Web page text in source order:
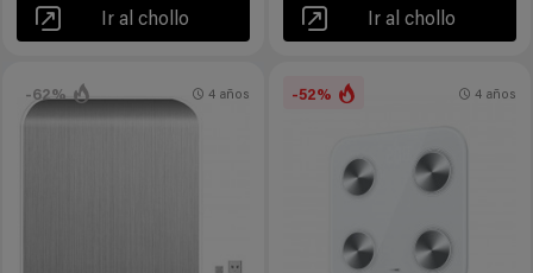
Ir al chollo Ir al chollo
-62% 4 años -52% 4 años